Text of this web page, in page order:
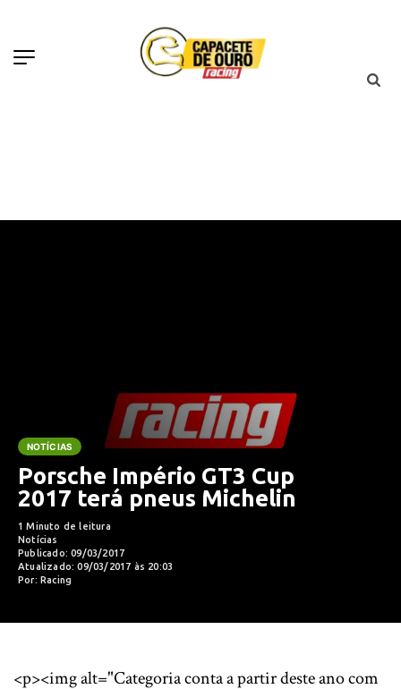
NOTÍCIAS
Porsche Império GT3 Cup
2017 terá pneus Michelin
1 Minuto de leitura
Notícias
Publicado: 09/03/2017
Atualizado: 09/03/2017 às 20:03
Por: Racing
<p><img alt="Categoria conta a partir deste ano com